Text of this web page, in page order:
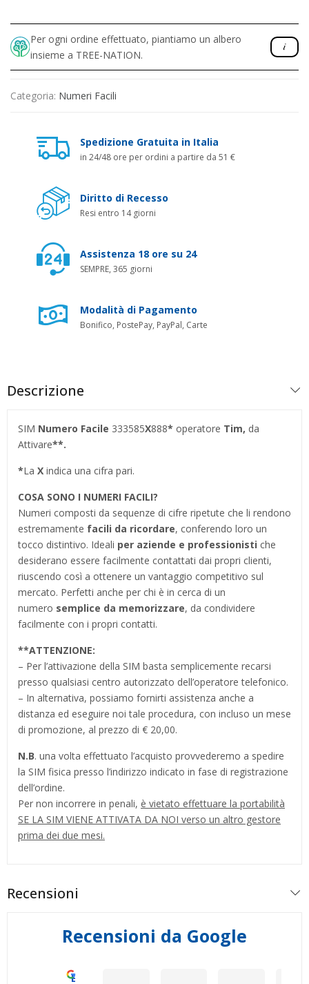
Per ogni ordine effettuato, piantiamo un albero
insieme a TREE-NATION.
Categoria: Numeri Facili
Spedizione Gratuita in Italia
in 24/48 ore per ordini a partire da 51 €
Diritto di Recesso
Resi entro 14 giorni
Assistenza 18 ore su 24
SEMPRE, 365 giorni
Modalità di Pagamento
Bonifico, PostePay, PayPal, Carte
Descrizione
SIM Numero Facile 333585X888* operatore Tim, da
Attivare**.
*La X indica una cifra pari.
COSA SONO I NUMERI FACILI?
Numeri composti da sequenze di cifre ripetute che li rendono
estremamente facili da ricordare, conferendo loro un
tocco distintivo. Ideali per aziende e professionisti che
desiderano essere facilmente contattati dai propri clienti,
riuscendo così a ottenere un vantaggio competitivo sul
mercato. Perfetti anche per chi è in cerca di un
numero semplice da memorizzare, da condividere
facilmente con i propri contatti.
**ATTENZIONE:
– Per l’attivazione della SIM basta semplicemente recarsi
presso qualsiasi centro autorizzato dell’operatore telefonico.
– In alternativa, possiamo fornirti assistenza anche a
distanza ed eseguire noi tale procedura, con incluso un mese
di promozione, al prezzo di € 20,00.
N.B. una volta effettuato l’acquisto provvederemo a spedire
la SIM fisica presso l’indirizzo indicato in fase di registrazione
dell’ordine.
Per non incorrere in penali, è vietato effettuare la portabilità
SE LA SIM VIENE ATTIVATA DA NOI verso un altro gestore
prima dei due mesi.
Recensioni
Recensioni da Google
Eccellente